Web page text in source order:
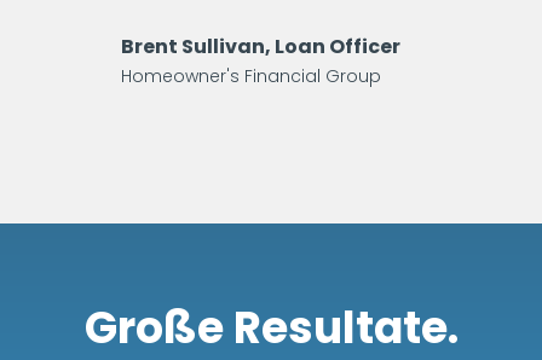
Brent Sullivan, Loan Officer
Homeowner's Financial Group
Große Resultate.